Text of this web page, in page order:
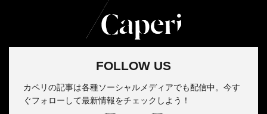
FOLLOW US
カペリの記事は各種ソーシャルメディアでも配信中。今す
ぐフォローして最新情報をチェックしよう！